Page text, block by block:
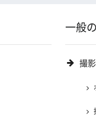
一般
撮